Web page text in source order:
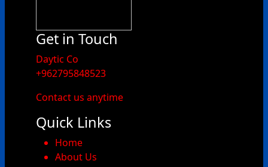
Get in Touch
​Daytic Co
+962795848523
Contact us anytime
Quick Links
Home
About Us